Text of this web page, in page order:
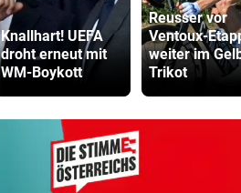
Knallhart! UEFA
droht erneut mit
WM-Boykott
Reusser vor
Ventoux-
weiter im
Trikot